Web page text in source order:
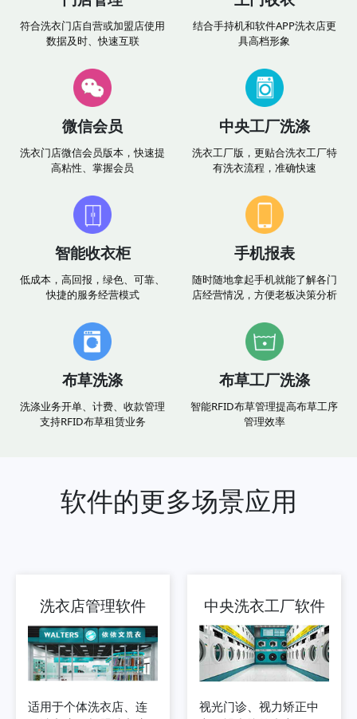
符合洗衣门店自营或加盟店使用
数据及时、快速互联
结合手持机和软件APP洗衣店更
具高档形象
微信会员
洗衣门店微信会员版本，快速提
高粘性、掌握会员
中央工厂洗涤
洗衣工厂版，更贴合洗衣工厂特
有洗衣流程，准确快速
智能收衣柜
低成本，高回报，绿色、可靠、
快捷的服务经营模式
手机报表
随时随地拿起手机就能了解各门
店经营情况，方便老板决策分析
布草洗涤
洗涤业务开单、计费、收款管理
支持RFID布草租赁业务
布草工厂洗涤
智能RFID布草管理提高布草工序
管理效率
软件的更多场景应用
洗衣店管理软件
适用于个体洗衣店、连
中央洗衣工厂软件
视光门诊、视力矫正中